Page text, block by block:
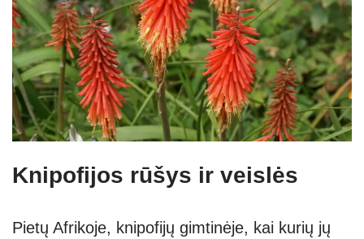
Knipofijos rūšys ir veislės
Pietų Afrikoje, knipofijų gimtinėje, kai kurių jų